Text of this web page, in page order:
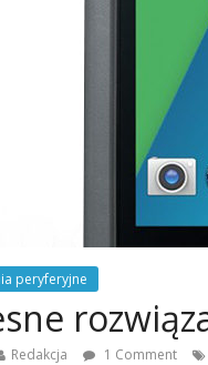
peryferyjne
Redakcja 1 Comment